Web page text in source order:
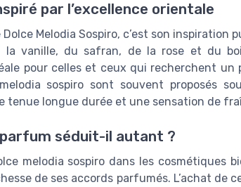
par l’excellence orientale
Melodia Sospiro, c’est son
la vanille, du safran, de la rose et du
pour celles et ceux qui recherchent
sospiro sont souvent proposés
tenue longue durée et une sensation de
séduit-il autant ?
melodia sospiro dans les cosmétiques
de ses accords parfumés. L’achat